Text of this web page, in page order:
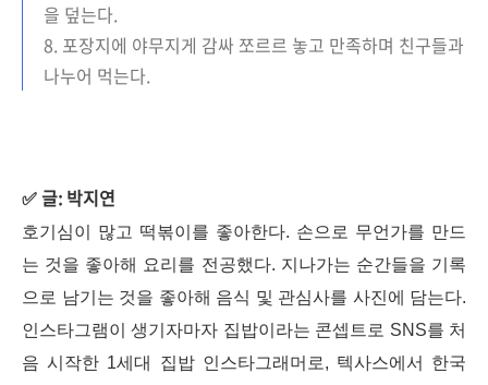
을 덮는다.
8. 포장지에 야무지게 감싸 쪼르르 놓고 만족하며 친구들과
나누어 먹는다.
✅ 글: 박지연
호기심이 많고 떡볶이를 좋아한다. 손으로 무언가를 만드
는 것을 좋아해 요리를 전공했다. 지나가는 순간들을 기록
으로 남기는 것을 좋아해 음식 및 관심사를 사진에 담는다.
인스타그램이 생기자마자 집밥이라는 콘셉트로 SNS를 처
음 시작한 1세대 집밥 인스타그래머로, 텍사스에서 한국